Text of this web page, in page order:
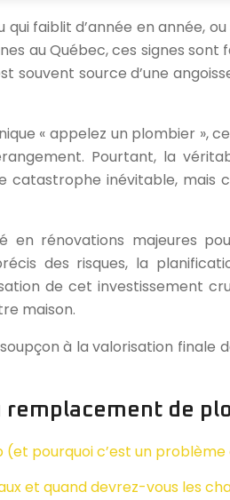
qui faiblit d’année en
au Québec, ces signes
souvent source d’une
« appelez un plombier »,
Pourtant, la
inévitable,
rénovations majeures
des risques, la
de cet investissement
maison.
à la valorisation
de
pourquoi c’est un
et quand devrez-vous les